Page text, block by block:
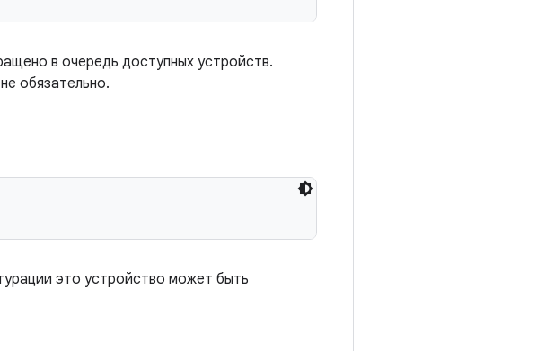
в очередь доступных устройств.
обязательно.
это устройство может быть